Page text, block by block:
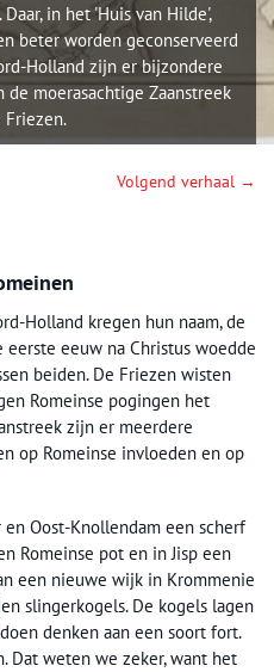
in het 'Huis van Hilde',
beter worden geconserveerd
Holland zijn er bijzondere
de moerasachtige Zaanstreek
Volgend verhaal →
Holland kregen hun naam, de
eerste eeuw na Christus woedde
beiden. De Friezen wisten
Romeinse pogingen het
zijn er meerdere
op Romeinse invloeden en op
Oost-Knollendam een scherf
Romeinse pot en in Jisp een
een nieuwe wijk in Krommenie
slingerkogels. De kogels lagen
denken aan een soort fort.
Dat weten we zeker, want het